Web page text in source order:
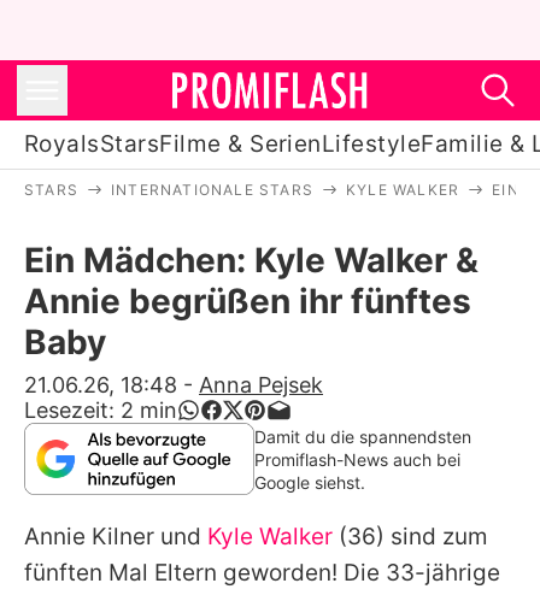
RoyalsStarsFilme & SerienLifestyleFamilie &
Stars
Filme & Serien
Lifestyle
Familie & Liebe
Promiflash Exklusiv
Alle Themen auf Promiflash
STARS INTERNATIONALE STARS KYLE WALKER EIN
Ein Mädchen: Kyle Walker &
Annie begrüßen ihr fünftes
Baby
21.06.26, 18:48 - Anna Pejsek
Lesezeit: 2 min
Damit du die spannendsten
Promiflash-News auch bei
Google siehst.
Annie Kilner und Kyle Walker (36) sind zum
fünften Mal Eltern geworden! Die 33-jährige